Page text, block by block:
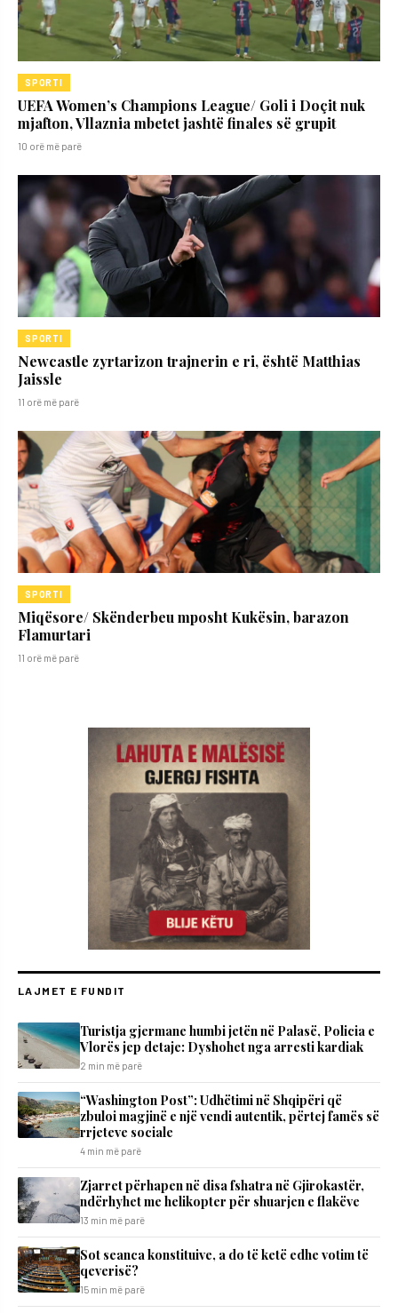
SPORTI
UEFA Women’s Champions League/ Goli i Doçit nuk
mjafton, Vllaznia mbetet jashtë finales së grupit
10 orë më parë
SPORTI
Newcastle zyrtarizon trajnerin e ri, është Matthias
Jaissle
11 orë më parë
SPORTI
Miqësore/ Skënderbeu mposht Kukësin, barazon
Flamurtari
11 orë më parë
LAJMET E FUNDIT
Turistja gjermane humbi jetën në Palasë, Policia e
Vlorës jep detaje: Dyshohet nga arresti kardiak
2 min më parë
“Washington Post”: Udhëtimi në Shqipëri që
zbuloi magjinë e një vendi autentik, përtej famës së
rrjeteve sociale
4 min më parë
Zjarret përhapen në disa fshatra në Gjirokastër,
ndërhyhet me helikopter për shuarjen e flakëve
13 min më parë
Sot seanca konstituive, a do të ketë edhe votim të
qeverisë?
15 min më parë